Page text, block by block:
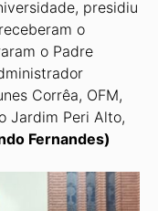
presidiu
o
o Padre
Corrêa, OFM,
Jardim Peri Alto,
Fernandes)